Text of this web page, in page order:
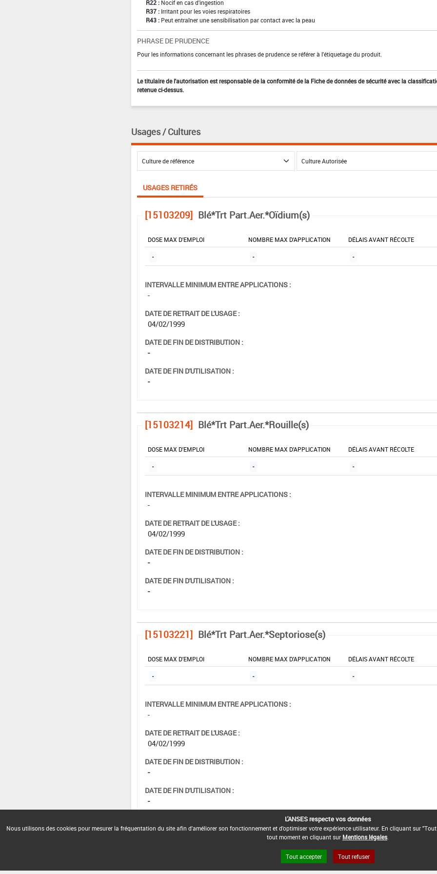
R22 : Nocif en cas d'ingestion
R37 : Irritant pour les voies respiratoires
R43 : Peut entraîner une sensibilisation par contact avec la peau
PHRASE DE PRUDENCE
Pour les informations concernant les phrases de prudence se référer à l'étiquetage du produit.
Le titulaire de l'autorisation est responsable de la conformité de la Fiche de données de sécurité avec la
retenue ci-dessus.
Usages / Cultures
USAGES RETIRÉS
[15103209] Blé*Trt Part.Aer.*Oïdium(s)
DOSE MAX D'EMPLOI NOMBRE MAX D'APPLICATION DÉLAIS AVANT RÉCOLTE
- - -
INTERVALLE MINIMUM ENTRE APPLICATIONS :
-
DATE DE RETRAIT DE L'USAGE :
04/02/1999
DATE DE FIN DE DISTRIBUTION :
-
DATE DE FIN D'UTILISATION :
-
[15103214] Blé*Trt Part.Aer.*Rouille(s)
DOSE MAX D'EMPLOI NOMBRE MAX D'APPLICATION DÉLAIS AVANT RÉCOLTE
- - -
INTERVALLE MINIMUM ENTRE APPLICATIONS :
-
DATE DE RETRAIT DE L'USAGE :
04/02/1999
DATE DE FIN DE DISTRIBUTION :
-
DATE DE FIN D'UTILISATION :
-
[15103221] Blé*Trt Part.Aer.*Septoriose(s)
DOSE MAX D'EMPLOI NOMBRE MAX D'APPLICATION DÉLAIS AVANT RÉCOLTE
- - -
INTERVALLE MINIMUM ENTRE APPLICATIONS :
-
DATE DE RETRAIT DE L'USAGE :
04/02/1999
DATE DE FIN DE DISTRIBUTION :
-
DATE DE FIN D'UTILISATION :
-
L'ANSES respecte vos données
Nous utilisons des cookies pour mesurer la fréquentation du site afin d'améliorer son fonctionnement et d'optimiser votre expérience utilisateur. En cliquant sur
tout moment en cliquant sur Mentions légales
Tout accepter Tout refuser